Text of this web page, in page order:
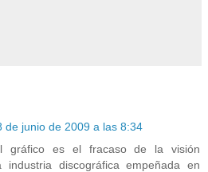
de junio de 2009 a las 8:34
gráfico es el fracaso de la visión
industria discográfica empeñada en